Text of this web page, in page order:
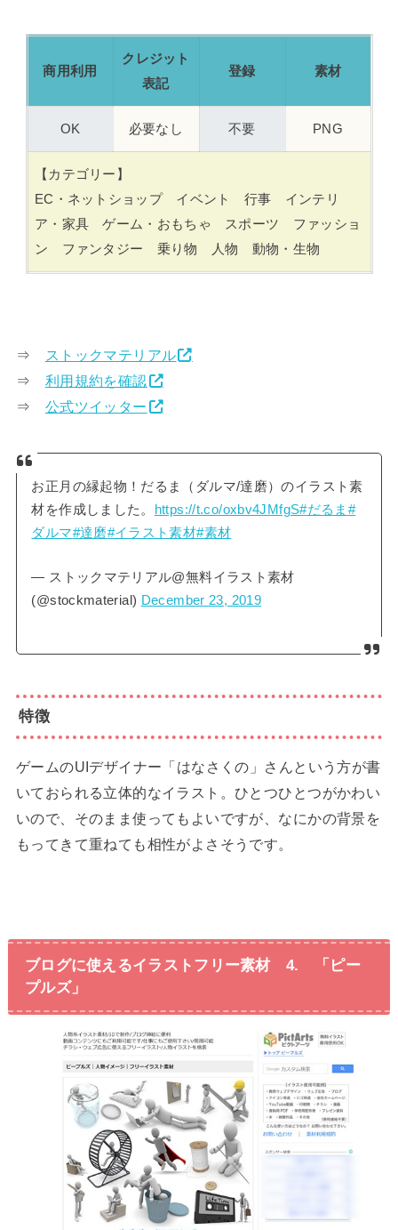
商用利用
クレジット
表記
登録 素材
OK 必要なし 不要 PNG
【カテゴリー】
EC・ネットショップ イベント 行事 インテリ
ア・家具 ゲーム・おもちゃ スポーツ ファッショ
ン ファンタジー 乗り物 人物 動物・生物
⇒
ストックマテリアル
⇒ 利用規約を確認
⇒ 公式ツイッター
お正月の縁起物！だるま（ダルマ/達磨）のイラスト素
材を作成しました。
https://t.co/oxbv4JMfgS#だるま #
ダルマ#達磨#イラスト素材#素材
— ストックマテリアル@無料イラスト素材
(@stockmaterial) December 23, 2019
特徴
ゲームのUIデザイナー「はなさくの」さんという方が書
いておられる立体的なイラスト。ひとつひとつがかわい
いので、そのまま使ってもよいですが、なにかの背景を
もってきて重ねても相性がよさそうです。
ブログに使えるイラストフリー素材 4. 「ピー
プルズ」